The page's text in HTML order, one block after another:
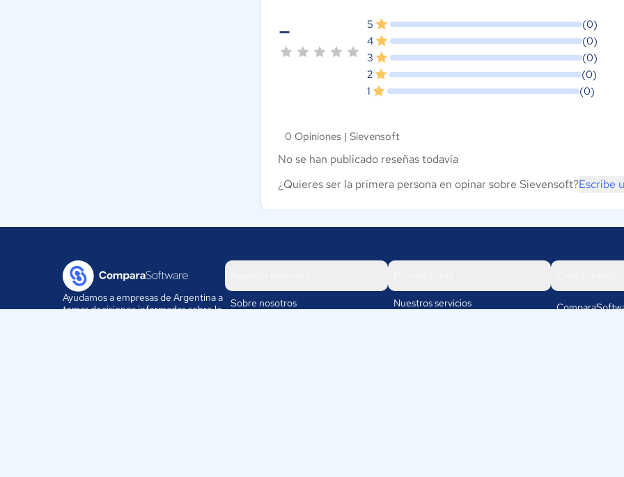
- 5
(0)
4
(0)
3
(0)
2
(0)
1
(0)
0 Opiniones | Sievensoft
No se han publicado reseñas todavía
¿Quieres ser la primera persona en opinar sobre Sievensoft?Escribe
Ayudamos a empresas de Argentina a
tomar decisiones informadas sobre la
Sobre nosotros
Nuestros servicios